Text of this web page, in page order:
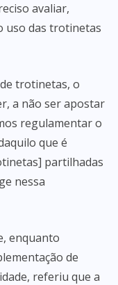
avaliar,
uso das trotinetas
trotinetas, o
a não ser apostar
regulamentar o
que é
partilhadas
nessa
enquanto
de
referiu que a